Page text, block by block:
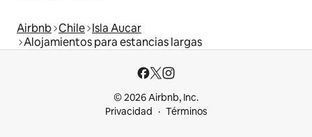
Airbnb Chile Isla Aucar
Alojamientos para estancias largas
© 2026 Airbnb, Inc.
Privacidad
Términos